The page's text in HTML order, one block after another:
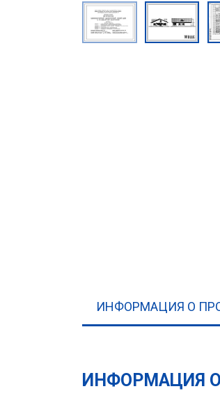
ИНФОРМАЦИЯ О
ИНФОРМАЦИЯ